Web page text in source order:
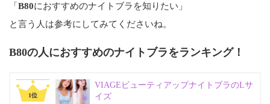
「 B80におすすめのナイトブラを知りたい」
と言う人は参考にしてみてくださいね。
B80の人におすすめのナイトブラをランキング！
位
VIAGEビューティアップナイトブラのLサ
イズ